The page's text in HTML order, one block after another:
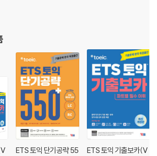
해설
해설
해설
관하는 업무뿐만 아니라 교육과 관련된 연구,
하고, 교사 양성, 영어 학습, 초·중등 교육 및
ETS 토익 단기공략 55
ETS 토익 기출보카(V